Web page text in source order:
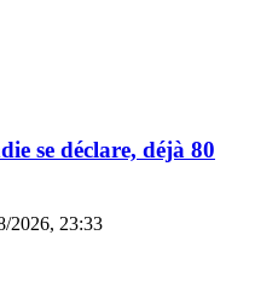
se déclare, déjà 80
2026, 23:33